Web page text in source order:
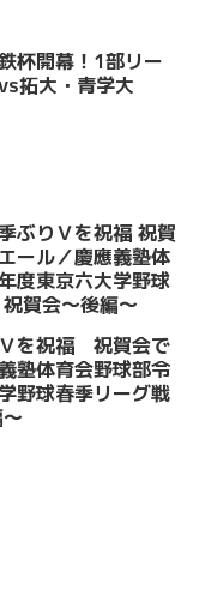
杯開幕！1部リー
拓大・青学大
ぶりＶを祝福 祝賀
ール／慶應義塾体
度東京六大学野球
賀会～後編～
Ｖを祝福 祝賀会で
塾体育会野球部令
野球春季リーグ戦